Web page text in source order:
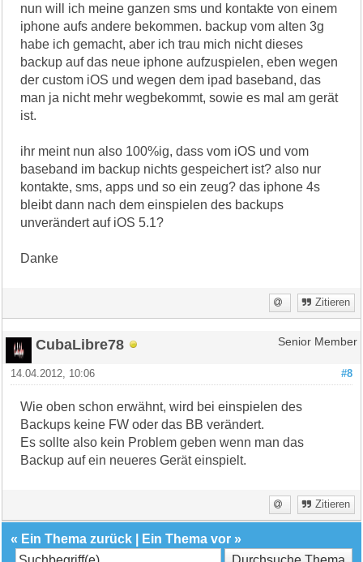
nun will ich meine ganzen sms und kontakte von einem
iphone aufs andere bekommen. backup vom alten 3g
habe ich gemacht, aber ich trau mich nicht dieses
backup auf das neue iphone aufzuspielen, eben wegen
der custom iOS und wegen dem ipad baseband, das
man ja nicht mehr wegbekommt, sowie es mal am gerät
ist.
ihr meint nun also 100%ig, dass vom iOS und vom
baseband im backup nichts gespeichert ist? also nur
kontakte, sms, apps und so ein zeug? das iphone 4s
bleibt dann nach dem einspielen des backups
unverändert auf iOS 5.1?
Danke
Zitieren
CubaLibre78 Senior Member
#8
14.04.2012, 10:06
Wie oben schon erwähnt, wird bei einspielen des
Backups keine FW oder das BB verändert.
Es sollte also kein Problem geben wenn man das
Backup auf ein neueres Gerät einspielt.
Zitieren
« Ein Thema zurück Ein Thema vor »